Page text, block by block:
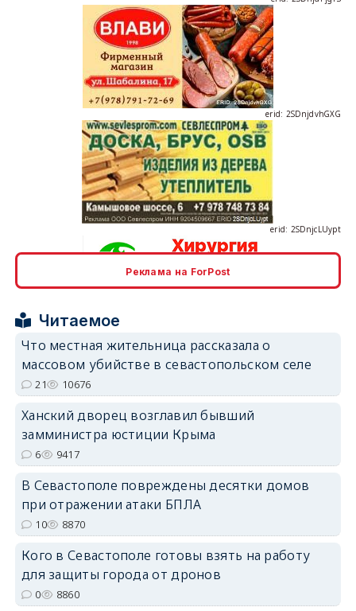
erid: 2SDnjdvhGXG
erid: 2SDnjcrDNw6
Реклама на ForPost
Читаемое
Что местная жительница рассказала о
массовом убийстве в севастопольском селе
21 10676
Ханский дворец возглавил бывший
замминистра юстиции Крыма
6 9417
В Севастополе повреждены десятки домов
при отражении атаки БПЛА
10 8870
Кого в Севастополе готовы взять на работу
для защиты города от дронов
0 8860